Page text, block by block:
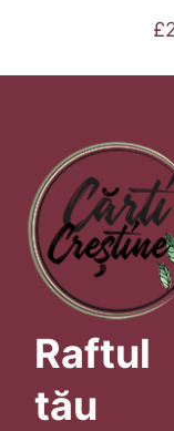
£
Raftul
tău